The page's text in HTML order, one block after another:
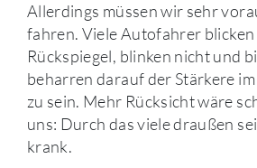
Allerdings müssen wir sehr
fahren. Viele Autofahrer blicken
Rückspiegel, blinken nicht und
beharren darauf der Stärkere
zu sein. Mehr Rücksicht wäre
uns: Durch das viele draußen
krank.